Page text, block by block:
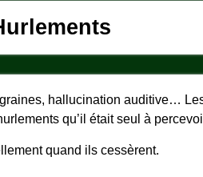
hallucination auditive…
qu’il était seul à
quand ils cessèrent.